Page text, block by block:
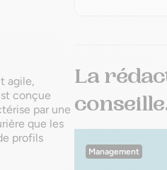
agile,
conçue
par une
que les
profils
La
Management